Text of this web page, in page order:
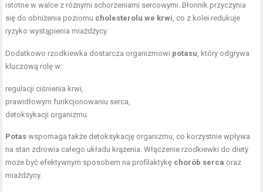
istotne w walce z różnymi schorzeniami sercowymi. Błonnik przyczynia
się do obniżenia poziomu cholesterolu we krwi, co z kolei redukuje
ryzyko wystąpienia miażdżycy.
Dodatkowo rzodkiewka dostarcza organizmowi potasu, który odgrywa
kluczową rolę w:
regulacji ciśnienia krwi,
prawidłowym funkcjonowaniu serca,
detoksykacji organizmu.
Potas wspomaga także detoksykację organizmu, co korzystnie wpływa
na stan zdrowia całego układu krążenia. Włączenie rzodkiewki do diety
może być efektywnym sposobem na profilaktykę chorób serca oraz
miażdżycy.